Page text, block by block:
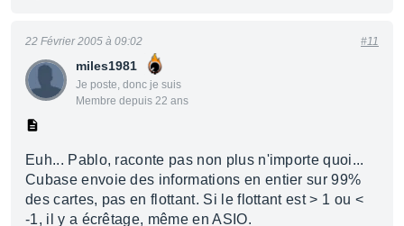
miles1981
Je poste, donc je suis
Membre depuis 22 ans
22 Février 2005 à 09:02 #11
Euh... Pablo, raconte pas non plus n'importe quoi...
Cubase envoie des informations en entier sur 99%
des cartes, pas en flottant. Si le flottant est > 1 ou <
-1, il y a écrêtage, même en ASIO.